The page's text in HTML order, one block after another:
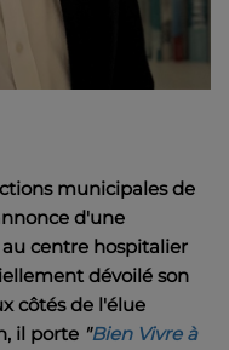
municipales de
d'une
centre hospitalier
dévoilé son
côtés de l'élue
il porte "Bien Vivre à